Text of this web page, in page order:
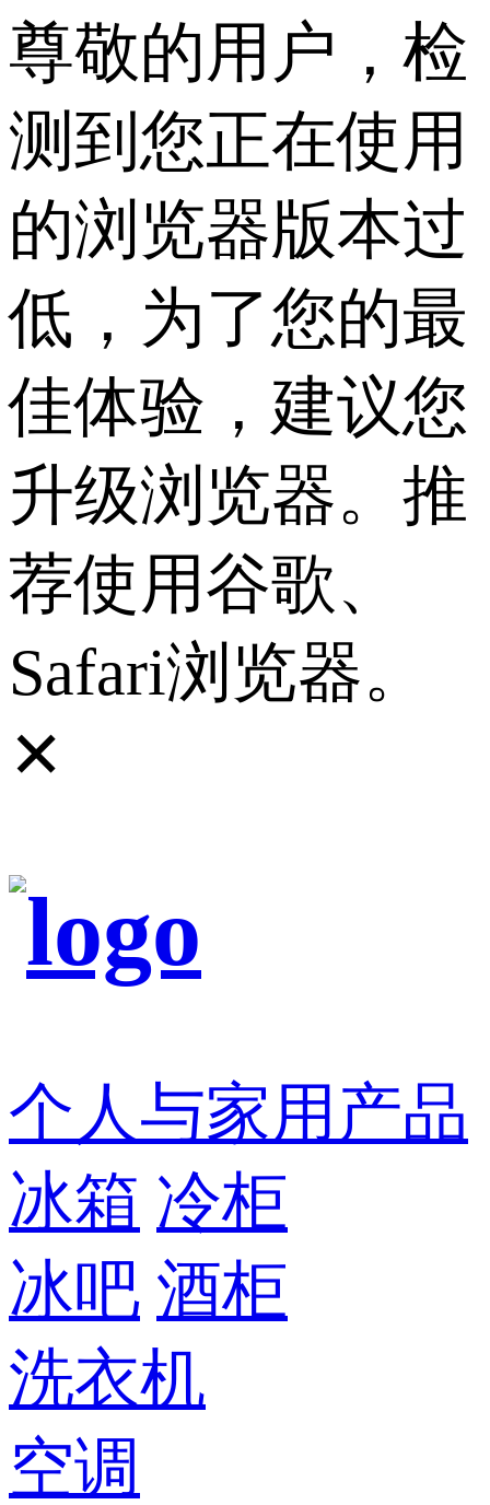
尊敬的用户，检
测到您正在使用
的浏览器版本过
低，为了您的最
佳体验，建议您
升级浏览器。推
荐使用谷歌、
Safari浏览器。
✕
个人与家用产品
冰箱 冷柜
冰吧 酒柜
洗衣机
空调